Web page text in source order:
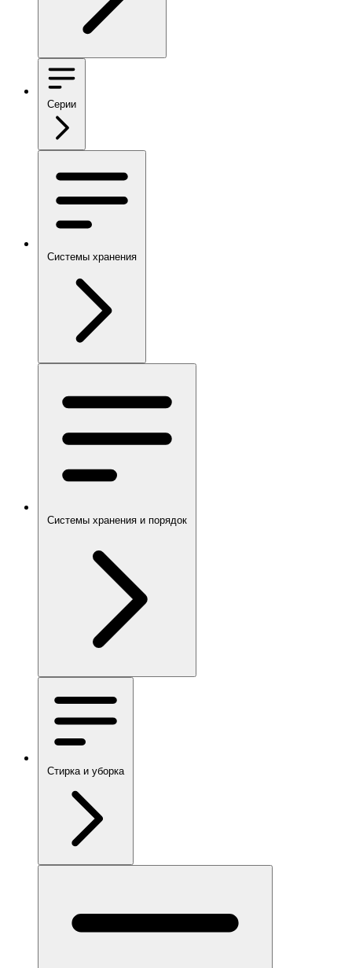
Серии
Системы хранения
Системы хранения и порядок
Стирка и уборка